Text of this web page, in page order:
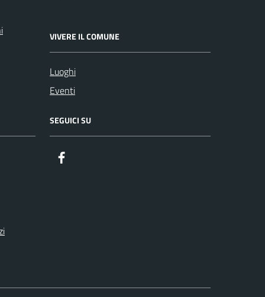
VIVERE IL COMUNE
Luoghi
Eventi
SEGUICI SU